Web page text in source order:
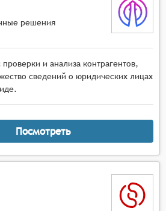
решения
и анализа контрагентов,
сведений о юридических лицах
Посмотреть